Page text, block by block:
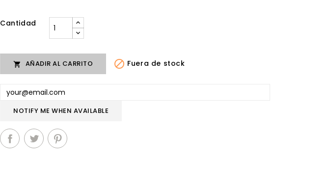
Cantidad
 AÑADIR AL CARRITO  Fuera de stock
NOTIFY ME WHEN AVAILABLE